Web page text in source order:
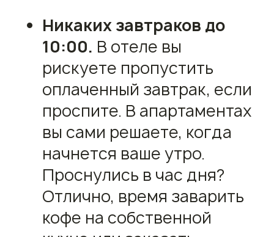
Никаких завтраков до
10:00. В отеле вы
рискуете пропустить
оплаченный завтрак, если
проспите. В апартаментах
вы сами решаете, когда
начнется ваше утро.
Проснулись в час дня?
Отлично, время заварить
кофе на собственной